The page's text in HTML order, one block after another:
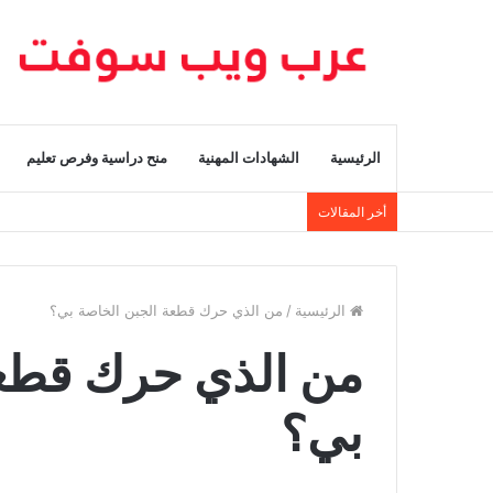
الرئيسية الشهادات المهنية منح دراسية وفرص تعليم
أخر المقالات
الرئيسية / من الذي حرك قطعة الجبن الخاصة بي؟
من الذي حرك
بي؟